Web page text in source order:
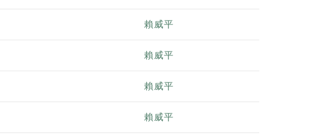
賴威平
賴威平
賴威平
賴威平